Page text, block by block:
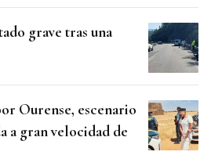
grave tras una
Ourense, escenario
a gran velocidad de